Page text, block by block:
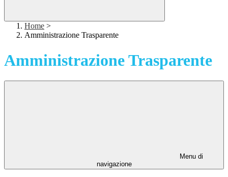
Home >
Amministrazione Trasparente
Amministrazione Trasparente
Menu di
navigazione